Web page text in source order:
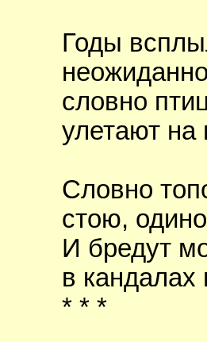
Годы
словно
улетают на
Словно
стою,
И бредут
в кандалах
* * *